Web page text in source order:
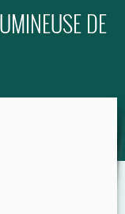
DE